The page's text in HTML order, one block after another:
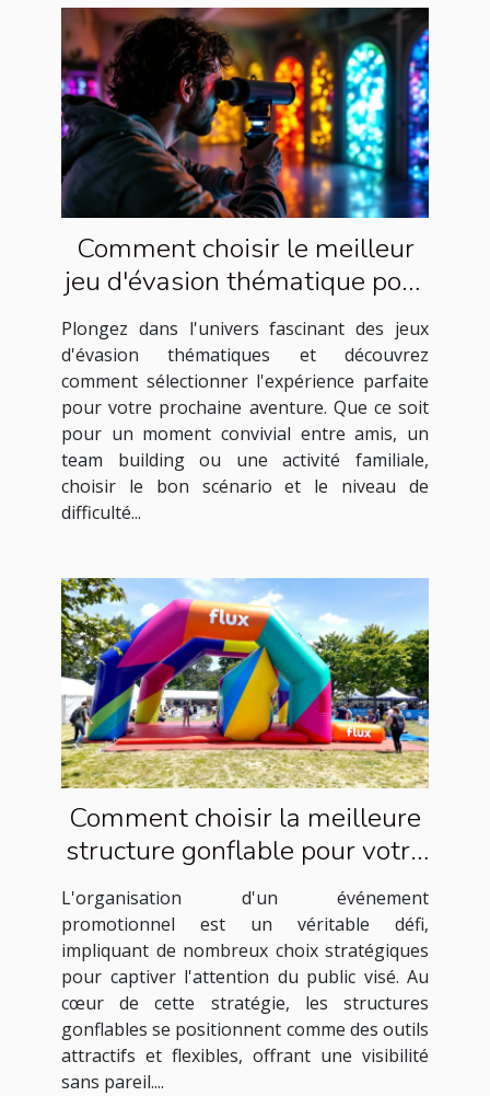
Comment choisir le meilleur
jeu d'évasion thématique pour
votre prochaine aventure
Plongez dans l'univers fascinant des jeux
d'évasion thématiques et découvrez
comment sélectionner l'expérience parfaite
pour votre prochaine aventure. Que ce soit
pour un moment convivial entre amis, un
team building ou une activité familiale,
choisir le bon scénario et le niveau de
difficulté...
Comment choisir la meilleure
structure gonflable pour votre
événement promotionnel
L'organisation d'un événement
promotionnel est un véritable défi,
impliquant de nombreux choix stratégiques
pour captiver l'attention du public visé. Au
cœur de cette stratégie, les structures
gonflables se positionnent comme des outils
attractifs et flexibles, offrant une visibilité
sans pareil....